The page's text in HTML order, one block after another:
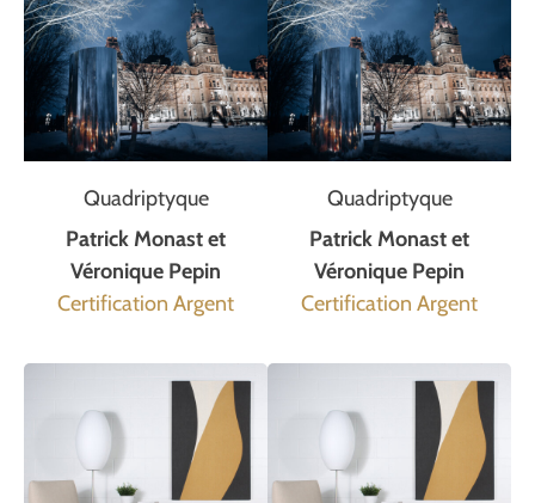
Quadriptyque
Patrick Monast et
Véronique Pepin
Certification Argent
Quadriptyque
Patrick Monast et
Véronique Pepin
Certification Argent